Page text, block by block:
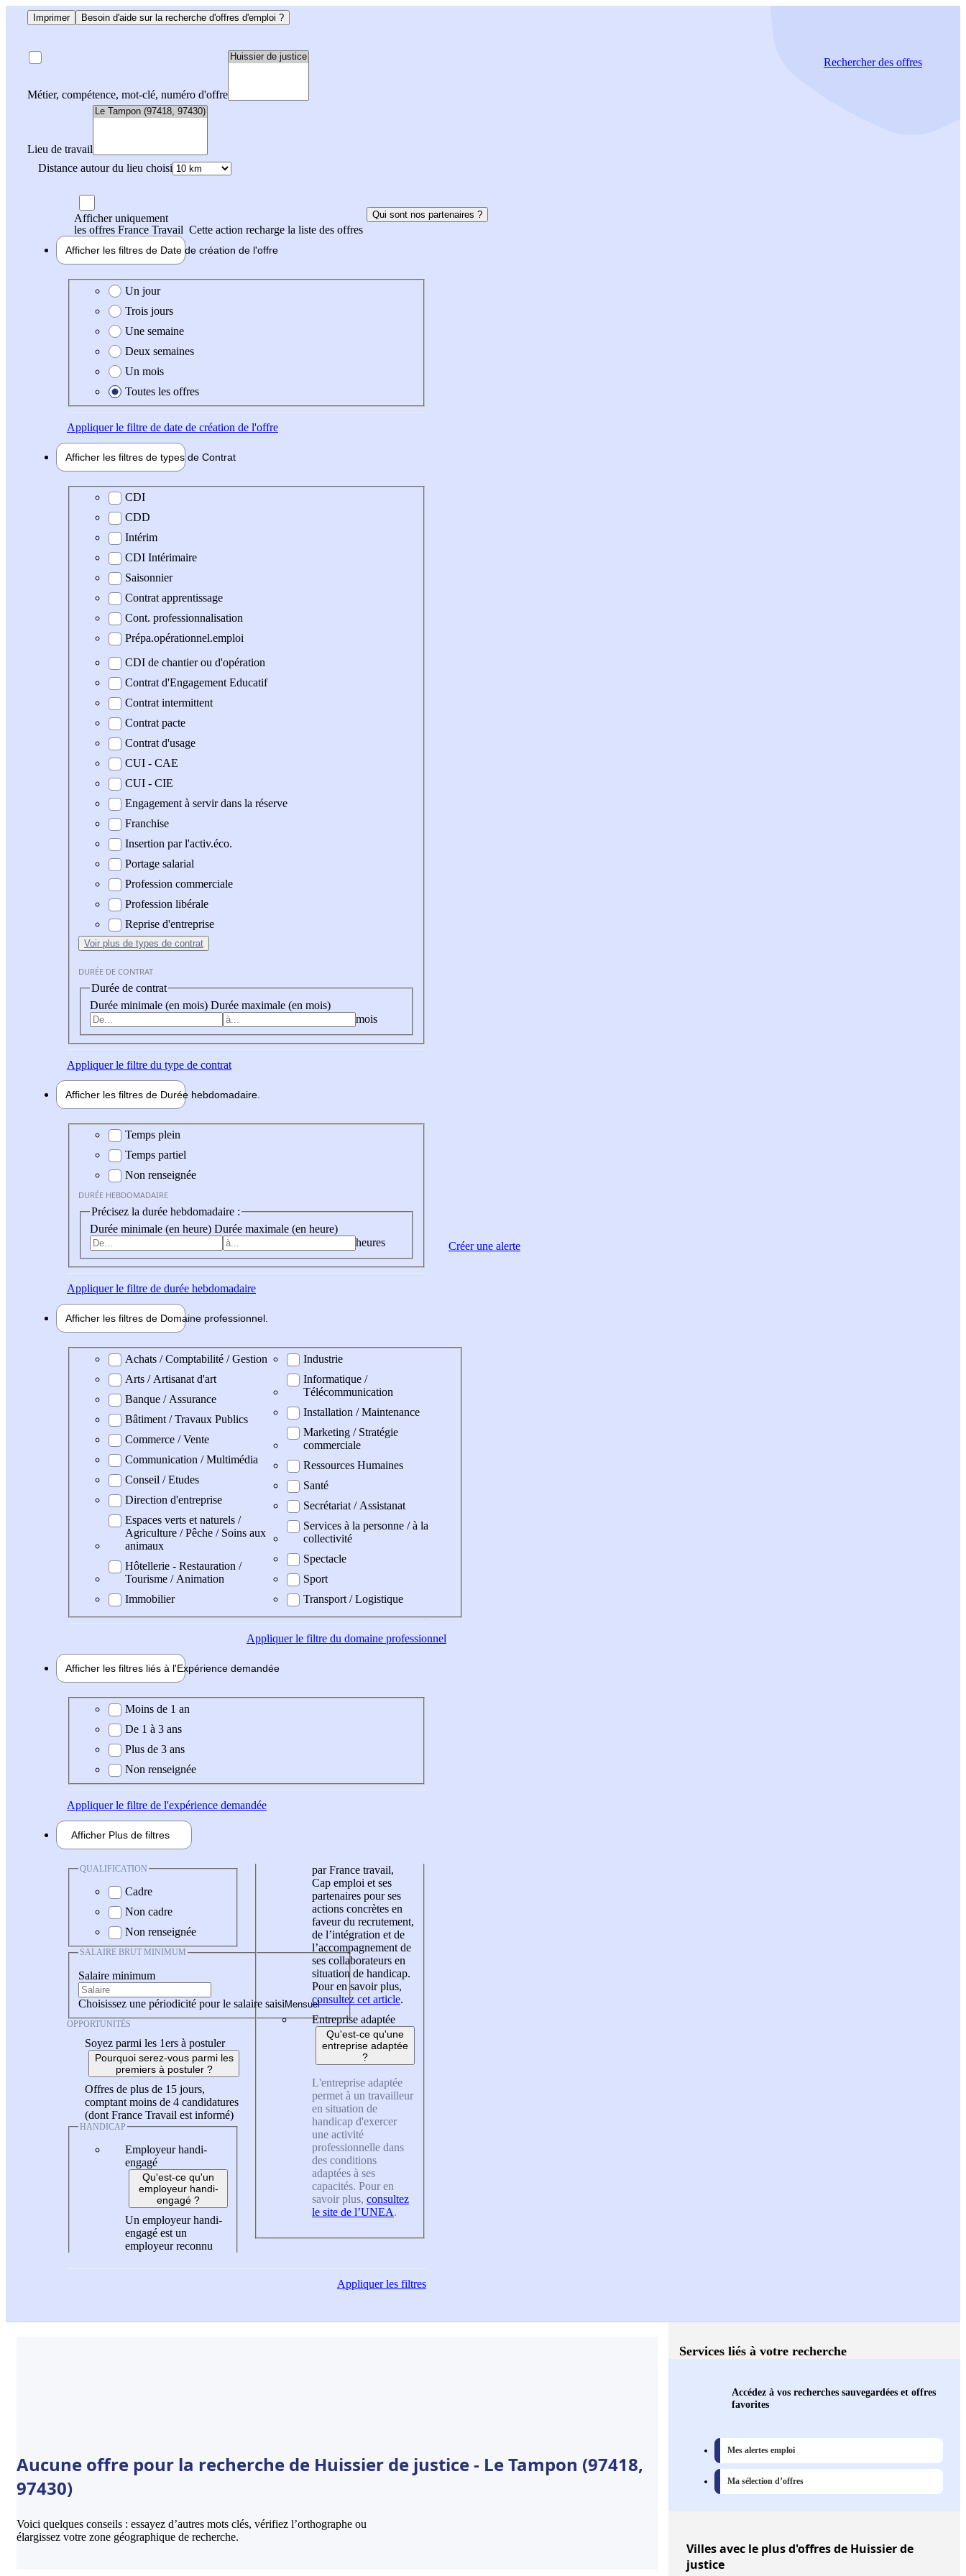
Imprimer Besoin d'aide sur la recherche d'offres d'emploi ?
Métier, compétence, mot-clé, numéro d'offre
Lieu de travail
Distance autour du lieu choisi
Rechercherdes offres
Afficher uniquement
les offres France Travail Cette action recharge la liste des offres
Qui sont nos partenaires ?
Afficher les filtres de Date de création de l'offre
Date de création de l'offre
Un jour
Trois jours
Une semaine
Deux semaines
Un mois
Toutes les offres
Appliquerle filtre de date de création de l'offre
Afficher les filtres de types de Contrat
Type de contrat
CDI
CDD
Intérim
CDI Intérimaire
Saisonnier
Contrat apprentissage
Cont. professionnalisation
Prépa.opérationnel.emploi
CDI de chantier ou d'opération
Contrat d'Engagement Educatif
Contrat intermittent
Contrat pacte
Contrat d'usage
CUI - CAE
CUI - CIE
Engagement à servir dans la réserve
Franchise
Insertion par l'activ.éco.
Portage salarial
Profession commerciale
Profession libérale
Reprise d'entreprise
Voir plus de types de contrat
DURÉE DE CONTRAT
Durée de contrat
Durée minimale (en mois) Durée maximale (en mois)
mois
Appliquerle filtre du type de contrat
Afficher les filtres de Durée hebdomadaire
Durée hebdomadaire
Temps plein
Temps partiel
Non renseignée
DURÉE HEBDOMADAIRE
Précisez la durée hebdomadaire :
Durée minimale (en heure) Durée maximale (en heure)
heures
Appliquerle filtre de durée hebdomadaire
Afficher les filtres de Domaine professionnel
Domaine professionel
Achats / Comptabilité / Gestion
Arts / Artisanat d'art
Banque / Assurance
Bâtiment / Travaux Publics
Commerce / Vente
Communication / Multimédia
Conseil / Etudes
Direction d'entreprise
Espaces verts et naturels /
Agriculture / Pêche / Soins aux
animaux
Hôtellerie - Restauration /
Tourisme / Animation
Immobilier
Industrie
Informatique /
Télécommunication
Installation / Maintenance
Marketing / Stratégie
commerciale
Ressources Humaines
Santé
Secrétariat / Assistanat
Services à la personne / à la
collectivité
Spectacle
Sport
Transport / Logistique
Appliquerle filtre du domaine professionnel
Afficher les filtres liés à l'Expérience demandée
Expérience demandée
Moins de 1 an
De 1 à 3 ans
Plus de 3 ans
Non renseignée
Appliquerle filtre de l'expérience demandée
Afficher Plus de filtres
QUALIFICATION
Cadre
Non cadre
Non renseignée
SALAIRE BRUT MINIMUM
Salaire minimum
Choisissez une périodicité pour le salaire saisi
OPPORTUNITÉS
Soyez parmi les 1ers à postuler
Pourquoi serez-vous parmi les
premiers à postuler ?
Offres de plus de 15 jours,
comptant moins de 4 candidatures
(dont France Travail est informé)
HANDICAP
Employeur handi-
engagé
Qu'est-ce qu'un
employeur handi-
engagé ?
Un employeur handi-
engagé est un
employeur reconnu
par France travail,
Cap emploi et ses
partenaires pour ses
actions concrètes en
faveur du recrutement,
de l’intégration et de
l’accompagnement de
ses collaborateurs en
situation de handicap.
Pour en savoir plus,
consultez cet article.
Entreprise adaptée
Qu'est-ce qu'une
entreprise adaptée
?
L'entreprise adaptée
permet à un travailleur
en situation de
handicap d'exercer
une activité
professionnelle dans
des conditions
adaptées à ses
capacités. Pour en
savoir plus, consultez
le site de l’UNEA.
Appliquerles filtres
Créer une alerte
Aucune offre pour la recherche de Huissier de justice - Le Tampon (97418,
97430)
Voici quelques conseils : essayez d’autres mots clés, vérifiez l’orthographe ou
élargissez votre zone géographique de recherche.
Services liés à votre recherche
Accédez à vos recherches sauvegardées et offres
favorites
Mes alertes emploi
Ma sélection d’offres
Villesavec le plus d'offres de Huissier de
justice